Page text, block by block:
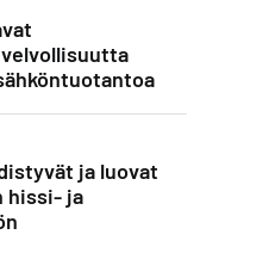
ja luovat
hissi- ja